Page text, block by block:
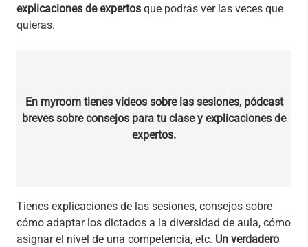
explicaciones de expertos que podrás ver las veces que
quieras.
En myroom tienes vídeos sobre las sesiones, pódcast
breves sobre consejos para tu clase y explicaciones de
expertos.
Tienes explicaciones de las sesiones, consejos sobre
cómo adaptar los dictados a la diversidad de aula, cómo
asignar el nivel de una competencia, etc. Un verdadero